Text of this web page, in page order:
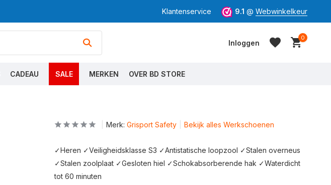
Klantenservice 9.1 @ Webwinkelkeur
Inloggen
0
CADEAU SALE MERKEN OVER BD STORE
Merk: Grisport Safety Bekijk alles Werkschoenen
✓Heren ✓Veiligheidsklasse S3 ✓Antistatische loopzool ✓Stalen overneus
✓Stalen zoolplaat ✓Gesloten hiel ✓Schokabsorberende hak ✓Waterdicht
tot 60 minuten